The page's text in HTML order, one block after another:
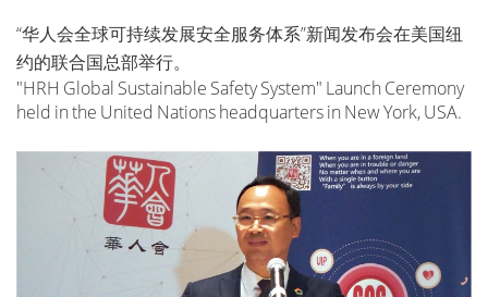
“华人会全球可持续发展安全服务体系”新闻发布会在美国纽
约的联合国总部举行。
"HRH Global Sustainable Safety System" Launch Ceremony
held in the United Nations headquarters in New York, USA.